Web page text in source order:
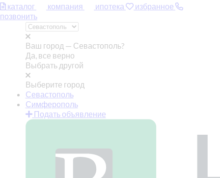
каталог компания ипотека
избранное
позвонить
Ваш город — Севастополь?
Да, все верно
Выбрать другой
Выберите город
Севастополь
Симферополь
Подать объявление